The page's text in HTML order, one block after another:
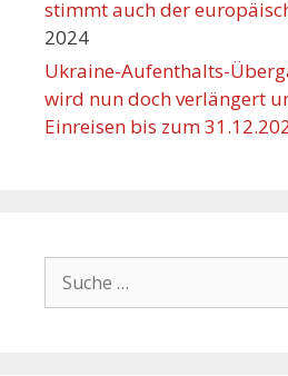
stimmt auch der
2024
Ukraine-Aufenthalts-
wird nun doch verlängert
Einreisen bis zum